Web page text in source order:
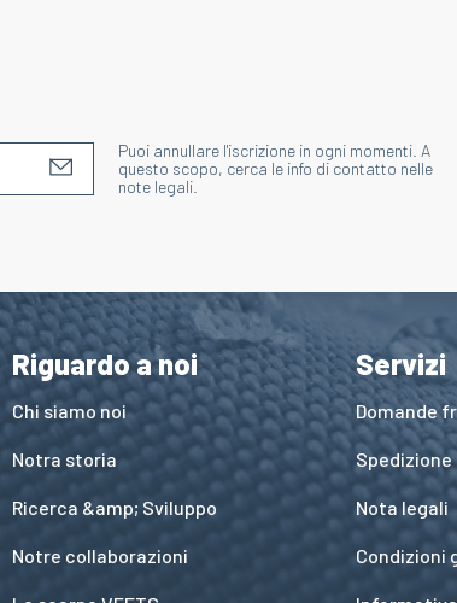
S'INSCRIRE À LA NEWSLETTER
Puoi annullare l'iscrizione in ogni momenti. A
questo scopo, cerca le info di contatto nelle
note legali.
Riguardo a noi
Chi siamo noi
Notra storia
Ricerca &amp; Sviluppo
Notre collaborazioni
Servizi
Domande
Spedizione
Nota legali
Condizioni